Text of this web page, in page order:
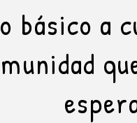
básico a